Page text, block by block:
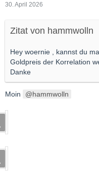
30. April 2026
Zitat von hammwolln
Hey woernie , kannst du
Goldpreis der Korrelation
Danke
Moin hammwolln